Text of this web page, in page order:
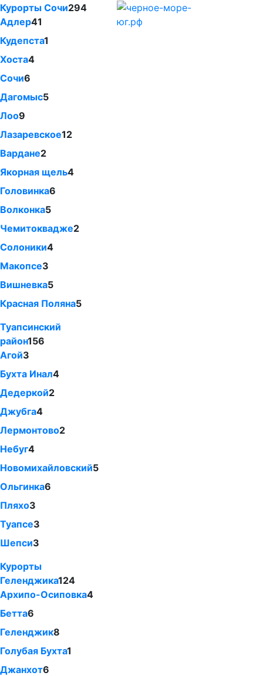
Курорты Сочи294
Адлер41
Кудепста1
Хоста4
Сочи6
Дагомыс5
Лоо9
Лазаревское12
Вардане2
Якорная щель4
Головинка6
Волконка5
Чемитоквадже2
Солоники4
Макопсе3
Вишневка5
Красная Поляна5
Туапсинский
район156
Агой3
Бухта Инал4
Дедеркой2
Джубга4
Лермонтово2
Небуг4
Новомихайловский5
Ольгинка6
Пляхо3
Туапсе3
Шепси3
Курорты
Геленджика124
Архипо-Осиповка4
Бетта6
Геленджик8
Голубая Бухта1
Джанхот6